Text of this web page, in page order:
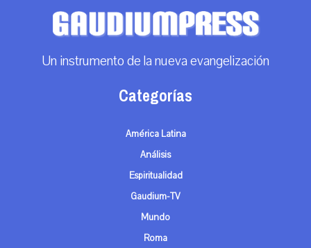
Un instrumento de la nueva evangelización
Categorías
América Latina
Análisis
Espiritualidad
Gaudium-TV
Mundo
Roma